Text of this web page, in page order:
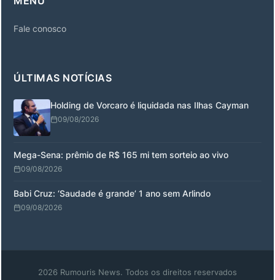
Fale conosco
ÚLTIMAS NOTÍCIAS
Holding de Vorcaro é liquidada nas Ilhas Cayman
09/08/2026
Mega-Sena: prêmio de R$ 165 mi tem sorteio ao vivo
09/08/2026
Babi Cruz: ‘Saudade é grande’ 1 ano sem Arlindo
09/08/2026
2026 Rumouris News. Todos os direitos reservados